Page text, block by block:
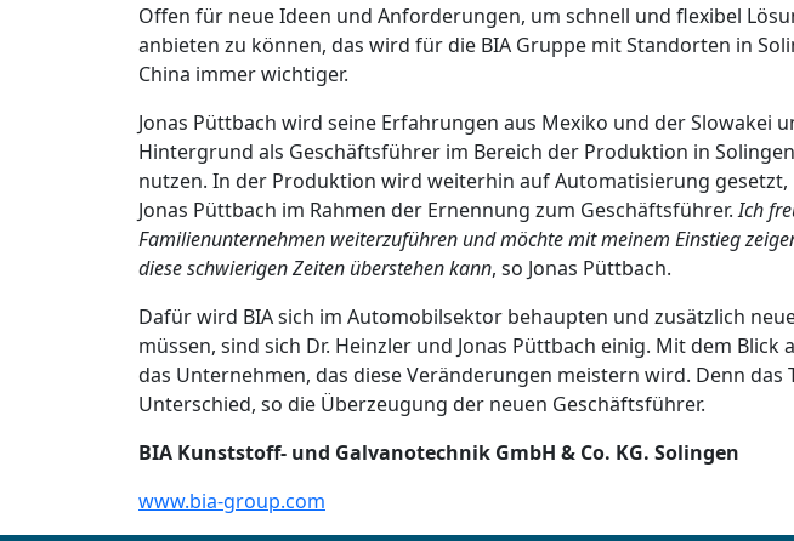
Offen für neue Ideen und Anforderungen, um schnell und flexibel
anbieten zu können, das wird für die BIA Gruppe mit Standorten in
China immer wichtiger.
Jonas Püttbach wird seine Erfahrungen aus Mexiko und der Slowakei
Hintergrund als Geschäftsführer im Bereich der Produktion in
nutzen. In der Produktion wird weiterhin auf Automatisierung
Jonas Püttbach im Rahmen der Ernennung zum Geschäftsführer.Ich
Familienunternehmen weiterzuführen und möchte mit meinem Einstieg
diese schwierigen Zeiten überstehen kann, so Jonas Püttbach.
Dafür wird BIA sich im Automobilsektor behaupten und zusätzlich
müssen, sind sich Dr. Heinzler und Jonas Püttbach einig. Mit dem Blick
das Unternehmen, das diese Veränderungen meistern wird. Denn das
Unterschied, so die Überzeugung der neuen Geschäftsführer.
BIA Kunststoff- und Galvanotechnik GmbH & Co. KG. Solingen
www.bia-group.com